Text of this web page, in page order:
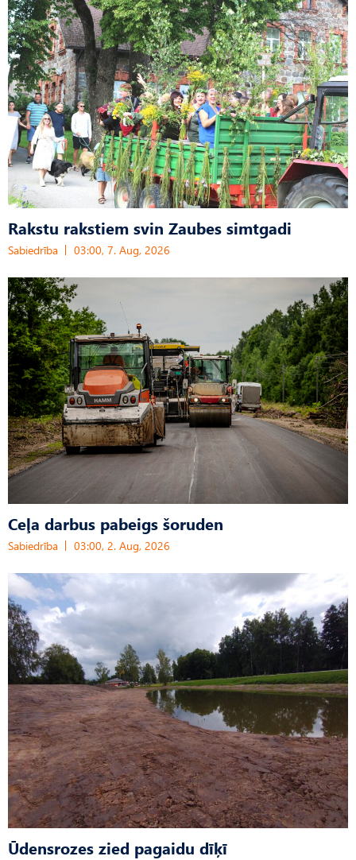
Rakstu rakstiem svin Zaubes simtgadi
Sabiedrība 03:00, 7. Aug, 2026
Ceļa darbus pabeigs šoruden
Sabiedrība 03:00, 2. Aug, 2026
Ūdensrozes zied pagaidu dīķī